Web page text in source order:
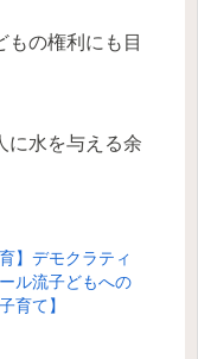
もの権利にも目
に水を与える余
】デモクラティ
ル流子どもへの
育て】